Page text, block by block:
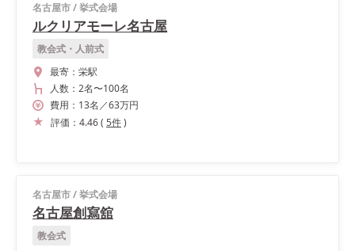
名古屋市/挙式会場
ルクリアモーレ名古屋
教会式・人前式
最寄： 栄駅
人数： 2名〜100名
費用： 13名 ／63万円
評価： 4.46( 5件)
名古屋市/挙式会場
名古屋創寫舘
教会式